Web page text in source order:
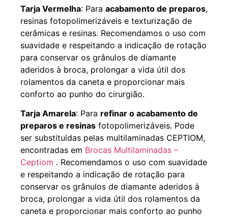
Tarja Vermelha: Para acabamento de preparos,
resinas fotopolimerizáveis e texturização de
cerâmicas e resinas. Recomendamos o uso com
suavidade e respeitando a indicação de rotação
para conservar os grânulos de diamante
aderidos à broca, prolongar a vida útil dos
rolamentos da caneta e proporcionar mais
conforto ao punho do cirurgião.
Tarja Amarela: Para refinar o acabamento de
preparos e resinas fotopolimerizáveis. Pode
ser substituídas pelas multilaminadas CEPTIOM,
encontradas em Brocas Multilaminadas –
Ceptiom . Recomendamos o uso com suavidade
e respeitando a indicação de rotação para
conservar os grânulos de diamante aderidos à
broca, prolongar a vida útil dos rolamentos da
caneta e proporcionar mais conforto ao punho